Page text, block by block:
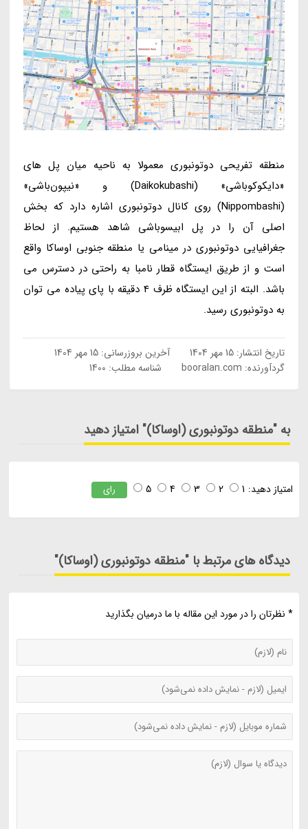
منطقه تفریحی دوتونبوری معمولا به ناحیه میان پل های
«دایکوکوباشی» (Daikokubashi) و «نیپون‌باشی»
(Nippombashi) روی کانال دوتونبوری اشاره دارد که بخش
اصلی آن را در پل ابیسوباشی شاهد هستیم. از لحاظ
جغرافیایی دوتونبوری در مینامی یا منطقه جنوبی اوساکا واقع
است و از طریق ایستگاه قطار نامبا به راحتی در دسترس می
باشد. البته از این ایستگاه ظرف 4 دقیقه با پای پیاده می توان
به دوتونبوری رسید.
تاریخ انتشار:15 مهر 1404 آخرین بروزرسانی:15 مهر 1404
گردآورنده: booralan.com شناسه مطلب: 1400
به "منطقه دوتونبوری (اوساکا)" امتیاز دهید
امتیاز دهید: 1
2
3
4
5 رای
دیدگاه های مرتبط با "منطقه دوتونبوری (اوساکا)"
* نظرتان را در مورد این مقاله با ما درمیان بگذارید